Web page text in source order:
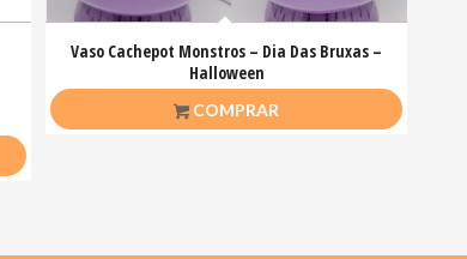
Vaso Cachepot Monstros – Dia Das Bruxas –
Halloween
COMPRAR